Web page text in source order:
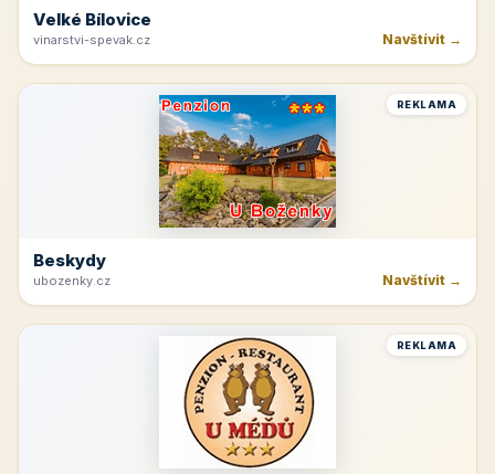
Velké Bílovice
vinarstvi-spevak.cz Navštívit →
REKLAMA
Beskydy
ubozenky.cz Navštívit →
REKLAMA